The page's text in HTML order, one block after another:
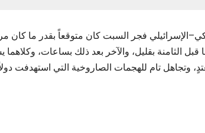
فجر السبت كان متوقعاً بقدر ما كان
قبل الثامنة بقليل، والآخر بعد ذلك بساعات،
وتجاهل تام للهجمات الصاروخية التي استهدفت